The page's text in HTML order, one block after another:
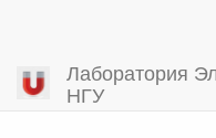
Лаборатория
НГУ
Вы посетили